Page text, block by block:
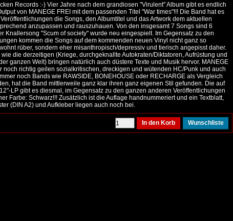
Records :-) Vier Jahre nach dem grandiosen "Virulent" Album gibt es endlich
von MANEGE FREI mit dem passenden Titel "War times"!!! Die Band hat es
die Songs, den Albumtitel und das Artwork dem aktuellen
anzupassen und rauszuhauen. Von den insgesamt 7 Songs sind 6
Knallersong "Scum of society" wurde neu eingespielt. Im Gegensatz zu den
kommen die Songs auf dem kommenden neuen Vinyl nicht ganz so
rüber, sondern eher misanthropisch/depressiv und tierisch angepisst daher.
die derzeitigen (Kriege, durchgeknallte Autokraten/Diktatoren, Aufrüstung und
ganzen Welt) bringen natürlich auch düstere Texte und Musik hervor. MANEGE
noch richtig geilen sozialkritischen, dreckigen und wütenden HC/Punk und auch
noch Bands wie RAWSIDE, BONEHOUSE oder RECHARGE als Vergleich
hat die Band mittlerweile ganz klar ihren ganz eigenen Stil gefunden. Die auf
LP gibt es diesmal, im Gegensatz zu den ganzen anderen Veröffentlichungen
Farbe: Schwarz!!! Zusätzlich ist die Auflage handnummeriert und ein Textblatt,
(DIN A2) und Aufkleber liegen auch noch bei.